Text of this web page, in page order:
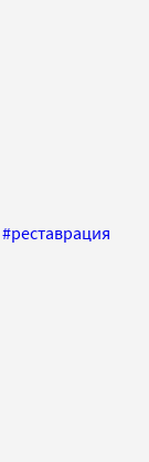
#реставрация